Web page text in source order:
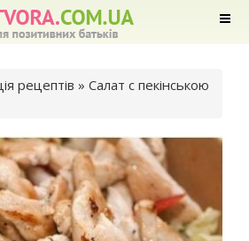
рецептів » Салат c пекінською